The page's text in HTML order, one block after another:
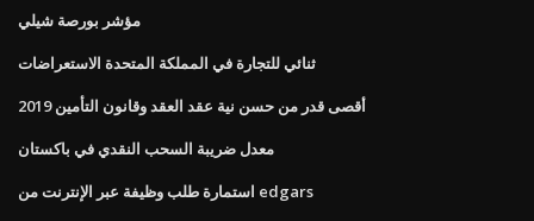
مؤشر بورصة شيلي
ثنائي للتجارة في المملكة المتحدة الاستعراضات
أقصى قدر من حسن نية عقد العقد وقانون التأمين 2019
معدل ضريبة السحب النقدي في باكستان
استمارة طلب وظيفة عبر الإنترنت من edgars